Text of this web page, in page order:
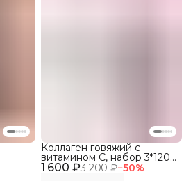
1 600 ₽3 200 ₽−50%
Коллаген говяжий с
витамином C, набор 3*120
капсул